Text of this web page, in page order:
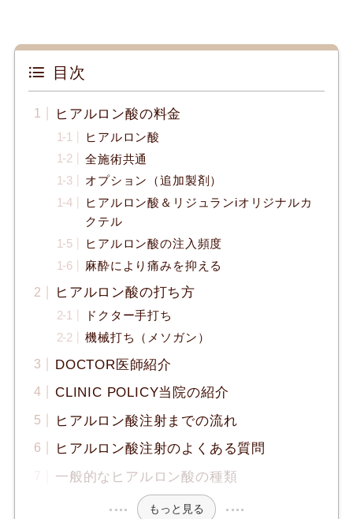
目次
ヒアルロン酸の料金
ヒアルロン酸
全施術共通
オプション（追加製剤）
ヒアルロン酸＆リジュランiオリジナルカ
クテル
ヒアルロン酸の注入頻度
麻酔により痛みを抑える
ヒアルロン酸の打ち方
ドクター手打ち
機械打ち（メソガン）
DOCTOR医師紹介
CLINIC POLICY当院の紹介
ヒアルロン酸注射までの流れ
ヒアルロン酸注射のよくある質問
一般的なヒアルロン酸の種類
もっと見る